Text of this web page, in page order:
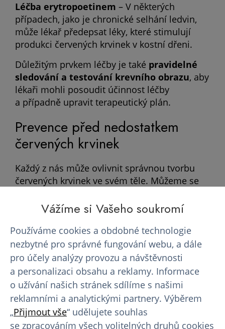
Léčba erytropoetinem – V některých
případech, jako je chronické selhání ledvin,
může lékař předepsat léky, které stimulují
produkci červených krvinek v kostní dřeni.
Důležitým prvkem léčby je také pravidelné
sledování a testování krevního obrazu, aby
lékaři mohli posoudit účinnost léčby
a případně upravit terapeutický plán.
Prevence před nedostatkem
červených krvinek
Každý z nás může ovlivnit správnou tvorbu
červených krvinek ve svém těle. Můžeme se
zdravotním problémům. Zde jsou některé
tělo vždy mělo dostatek červených
krvinek:
Vyvážená strava
Zajistěte, že vaše strava obsahuje dostatek
železa, vitamínu B12 a folátů. Zahrňte do
jídelníčku potraviny jako červené maso,
luštěniny a celozrnné produkty. Dejte si ale
Vážíme si Vašeho soukromí
Používáme cookies a obdobné technologie
nezbytné pro správné fungování webu, a dále
pro účely analýzy provozu a návštěvnosti
a personalizaci obsahu a reklamy. Informace
o užívání našich stránek sdílíme s našimi
reklamními a analytickými partnery. Výběrem
„Přijmout vše“ udělujete souhlas
se zpracováním všech volitelných druhů cookies